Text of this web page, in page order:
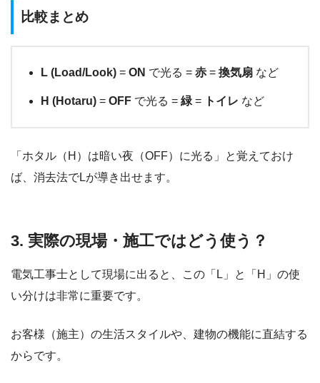
比較まとめ
L (Load/Look) = ON で光る = 赤 = 換気扇 など
H (Hotaru) = OFF で光る = 緑 = トイレ など
「ホタル（H）は暗い夜（OFF）に光る」と覚えておけ
ば、消去法でLが導き出せます。
3. 実際の現場・施工ではどう使う？
電気工事士として現場に出ると、この「L」と「H」の使
い分けは非常に重要です。
お客様（施主）の生活スタイルや、建物の機能に直結する
からです。